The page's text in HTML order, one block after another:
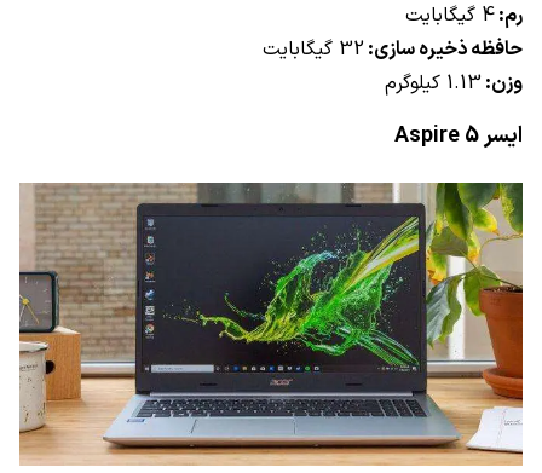
رم:4 گیگابایت
حافظه ذخیره سازی:32 گیگابایت
وزن: 1.13 کیلوگرم
ایسرAspire 5